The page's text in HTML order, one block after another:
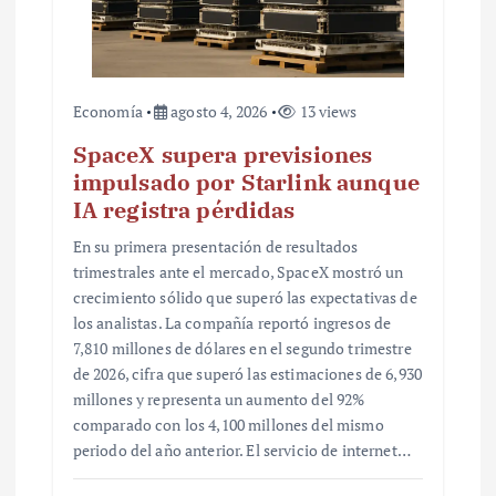
Economía agosto 4, 2026 13 views
SpaceX supera previsiones
impulsado por Starlink aunque
IA registra pérdidas
En su primera presentación de resultados
trimestrales ante el mercado, SpaceX mostró un
crecimiento sólido que superó las expectativas de
los analistas. La compañía reportó ingresos de
7,810 millones de dólares en el segundo trimestre
de 2026, cifra que superó las estimaciones de 6,930
millones y representa un aumento del 92%
comparado con los 4,100 millones del mismo
periodo del año anterior. El servicio de internet…